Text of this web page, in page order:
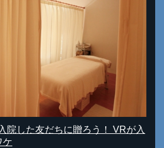
院した友だちに贈ろう！ VRが入
ケ